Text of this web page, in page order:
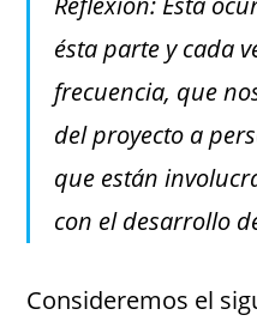
ésta parte y cada
frecuencia, que
del proyecto a
que están
con el desarrollo
Consideremos el